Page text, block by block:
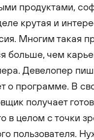
продуктами,
крутая и
Многим такая
больше, чем
Девелопер
о программе. В
получает
в целом с точки
пользователя.